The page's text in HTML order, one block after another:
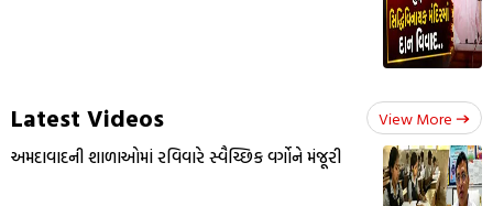
Latest Videos View More
અમદાવાદની શાળાઓમાં રવિવારે સ્વૈચ્છિક વર્ગોને મંજૂરી